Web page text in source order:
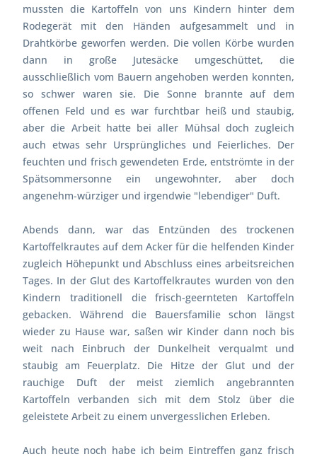
mussten die Kartoffeln von uns Kindern hinter dem
Rodegerät mit den Händen aufgesammelt und in
Drahtkörbe geworfen werden. Die vollen Körbe wurden
dann in große Jutesäcke umgeschüttet, die
ausschließlich vom Bauern angehoben werden konnten,
so schwer waren sie. Die Sonne brannte auf dem
offenen Feld und es war furchtbar heiß und staubig,
aber die Arbeit hatte bei aller Mühsal doch zugleich
auch etwas sehr Ursprüngliches und Feierliches. Der
feuchten und frisch gewendeten Erde, entströmte in der
Spätsommersonne ein ungewohnter, aber doch
angenehm-würziger und irgendwie "lebendiger" Duft.
Abends dann, war das Entzünden des trockenen
Kartoffelkrautes auf dem Acker für die helfenden Kinder
zugleich Höhepunkt und Abschluss eines arbeitsreichen
Tages. In der Glut des Kartoffelkrautes wurden von den
Kindern traditionell die frisch-geernteten Kartoffeln
gebacken. Während die Bauersfamilie schon längst
wieder zu Hause war, saßen wir Kinder dann noch bis
weit nach Einbruch der Dunkelheit verqualmt und
staubig am Feuerplatz. Die Hitze der Glut und der
rauchige Duft der meist ziemlich angebrannten
Kartoffeln verbanden sich mit dem Stolz über die
geleistete Arbeit zu einem unvergesslichen Erleben.
Auch heute noch habe ich beim Eintreffen ganz frisch